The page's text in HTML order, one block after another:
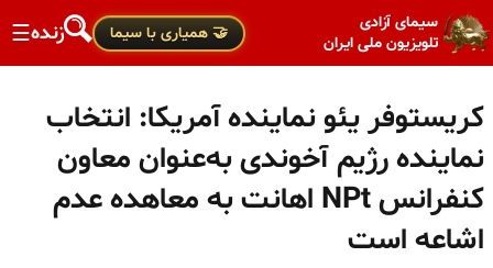
سیمای آزادی
تلویزیون ملی ایران
🤝 همیاری با سیما زنده☰
کریستوفر یئو نماینده آمریکا: انتخاب
نماینده رژیم آخوندی به‌عنوان معاون
کنفرانس NPt اهانت به معاهده عدم
اشاعه است